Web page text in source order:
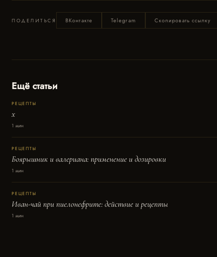
ПОДЕЛИТЬСЯ ВКонтакте Telegram Скопировать ссылку
Ещё статьи
РЕЦЕПТЫ
x
1 мин
РЕЦЕПТЫ
Боярышник и валериана: применение и дозировки
1 мин
РЕЦЕПТЫ
Иван-чай при пиелонефрите: действие и рецепты
1 мин